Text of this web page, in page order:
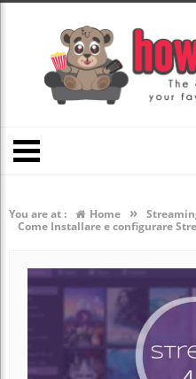
You are at : Home »
Come Installare e configurare